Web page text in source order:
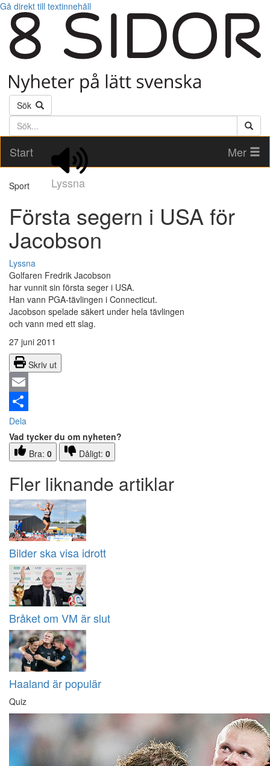
Gå direkt till textinnehåll
Sök
Söktext
Start
Lyssna
Mer
Sport
Första segern i USA för
Jacobson
Lyssna
Golfaren Fredrik Jacobson
har vunnit sin första seger i USA.
Han vann PGA-tävlingen i Connecticut.
Jacobson spelade säkert under hela tävlingen
och vann med ett slag.
27 juni 2011
Skriv ut
Email
Dela
Vad tycker du om nyheten?
Bra: 0 Dåligt: 0
Fler liknande artiklar
Bilder ska visa idrott
Bråket om VM är slut
Haaland är populär
Quiz